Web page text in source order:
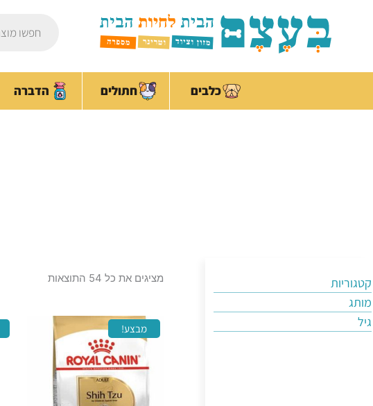
כלבים חתולים הדברה
קטגוריות
מותג
גיל
מציגים את כל ⁦54⁩ התוצאות
מבצע!
המחיר
המקורי
היה:
209.00 ₪.